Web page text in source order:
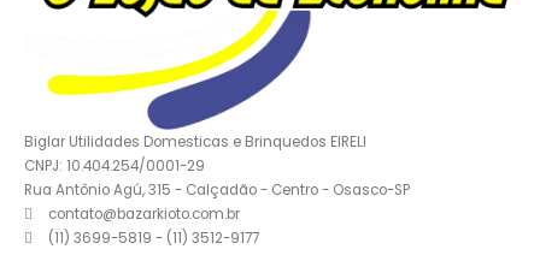
Biglar Utilidades Domesticas e Brinquedos EIRELI
CNPJ: 10.404.254/0001-29
Rua Antônio Agú, 315 - Calçadão - Centro - Osasco-SP
contato@bazarkioto.com.br
(11) 3699-5819 - (11) 3512-9177